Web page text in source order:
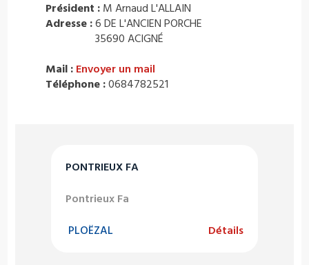
PONTRIEUX FA
Pontrieux Fa
PLOËZAL Détails
Président : M Arnaud L'ALLAIN
Adresse :6 DE L'ANCIEN PORCHE
35690 ACIGNÉ
Mail : Envoyer un mail
Téléphone :0684782521